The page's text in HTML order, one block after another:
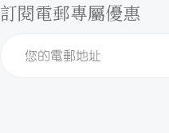
訂閱電郵專屬優惠